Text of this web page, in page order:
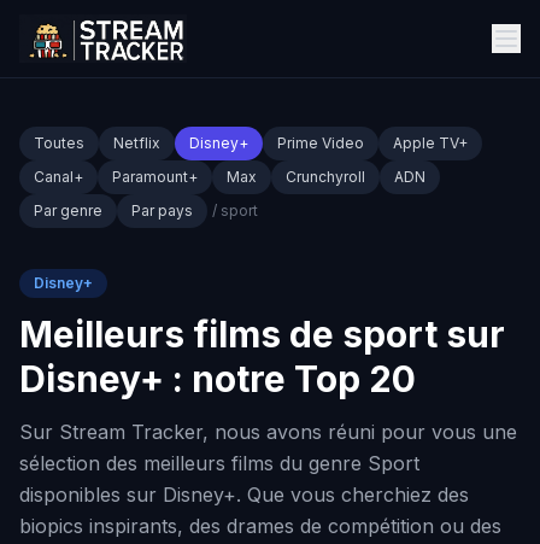
Toutes Netflix Disney+ Prime Video
Apple TV+
Canal+
Paramount+ Max Crunchyroll
ADN
Par genre
Par pays / sport
Disney+
Meilleurs films de sport sur
Disney+ : notre Top 20
Sur Stream Tracker, nous avons réuni pour vous une
sélection des meilleurs films du genre Sport
disponibles sur Disney+. Que vous cherchiez des
biopics inspirants, des drames de compétition ou des